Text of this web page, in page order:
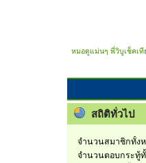
หมอดูแม่นๆ พี่วิบูเช็คเที
สถิติทั่วไป
จำนวนสมาชิกทั้ง
จำนวนตอบกระทู้